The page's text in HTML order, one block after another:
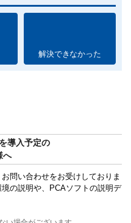
解決できなかった
導入予定の
へ
問い合わせをお受けしておりま
の説明や、PCAソフトの説明デ